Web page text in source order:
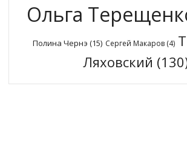
Ольга
Полина Чернэ (15) Сергей Макаров (4)
Ляховский